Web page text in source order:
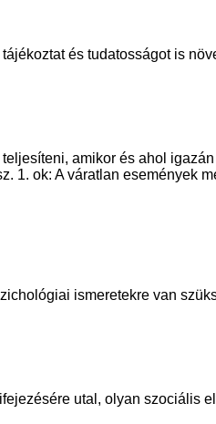
és tudatosságot is
amikor és ahol
1. ok: A váratlan események
ismeretekre van
utal, olyan szociális